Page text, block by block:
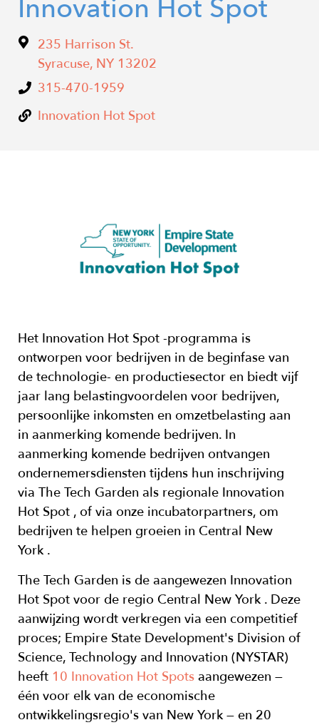
​Innovation Hot Spot
235 Harrison St.
Syracuse, NY 13202
315-470-1959​
Innovation Hot Spot
Het Innovation Hot Spot -programma is
ontworpen voor bedrijven in de beginfase van
de technologie- en productiesector en biedt vijf
jaar lang belastingvoordelen voor bedrijven,
persoonlijke inkomsten en omzetbelasting aan
in aanmerking komende bedrijven. In
aanmerking komende bedrijven ontvangen
ondernemersdiensten tijdens hun inschrijving
via The Tech Garden als regionale Innovation
Hot Spot , of via onze incubatorpartners, om
bedrijven te helpen groeien in Central New
York.
The Tech Garden is de aangewezen Innovation
Hot Spot voor de regio Central New York. Deze
aanwijzing wordt verkregen via een competitief
proces; Empire State Development's Division of
Science, Technology and Innovation (NYSTAR)
heeft 10 Innovation Hot Spots aangewezen —
één voor elk van de economische
ontwikkelingsregio's van New York — en 20